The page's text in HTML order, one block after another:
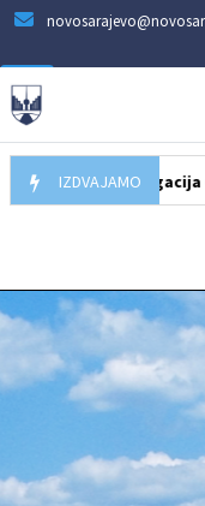
IZDVAJAMO
Delegacija